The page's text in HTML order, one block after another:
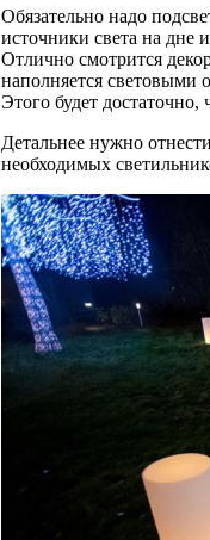
Обязательно надо
источники света на дне
Отлично смотрится
наполняется световыми
Этого будет достаточно,
Детальнее нужно
необходимых